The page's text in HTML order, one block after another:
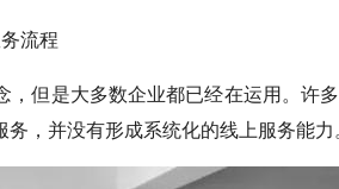
流程
但是大多数企业都已经在运用。
，并没有形成系统化的线上服务能力。